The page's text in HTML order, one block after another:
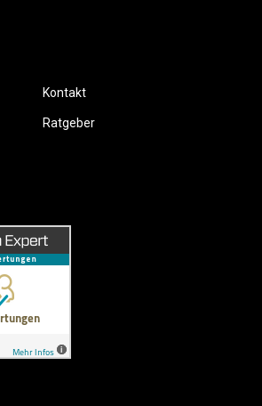
Kontakt
Ratgeber